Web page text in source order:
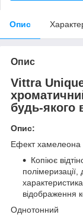
Опис
Опис
Vittra
будь-якого
Опис:
Ефект хамелеона
Копіює
полімеризації,
відображення
Однотонний